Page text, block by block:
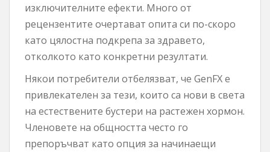
изключителните ефекти. Много от
рецензентите очертават опита си по-скоро
като цялостна подкрепа за здравето,
отколкото като конкретни резултати.
Някои потребители отбелязват, че GenFX е
привлекателен за тези, които са нови в света
на естествените бустери на растежен хормон.
Членовете на общността често го
препоръчват като опция за начинаещи